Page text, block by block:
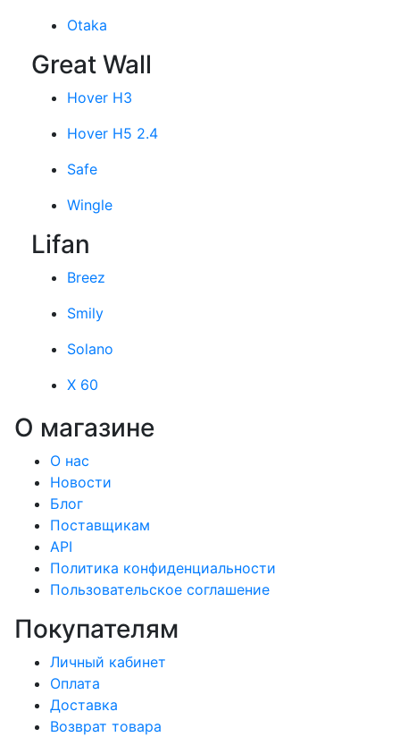
Otaka
Great Wall
Hover H3
Hover H5 2.4
Safe
Wingle
Lifan
Breez
Smily
Solano
X 60
О магазине
О нас
Новости
Блог
Поставщикам
API
Политика конфиденциальности
Пользовательское соглашение
Покупателям
Личный кабинет
Оплата
Доставка
Возврат товара